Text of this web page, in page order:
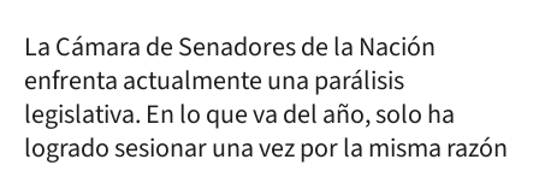
La Cámara de Senadores de la Nación
enfrenta actualmente una parálisis
legislativa. En lo que va del año, solo ha
logrado sesionar una vez por la misma razón